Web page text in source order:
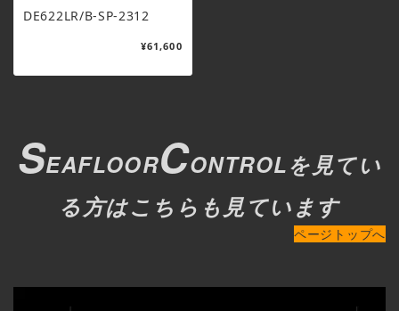
DE622LR/B-SP-2312
¥61,600
SEAFLOORCONTROLを見てい
る方はこちらも見ています
ページトップへ